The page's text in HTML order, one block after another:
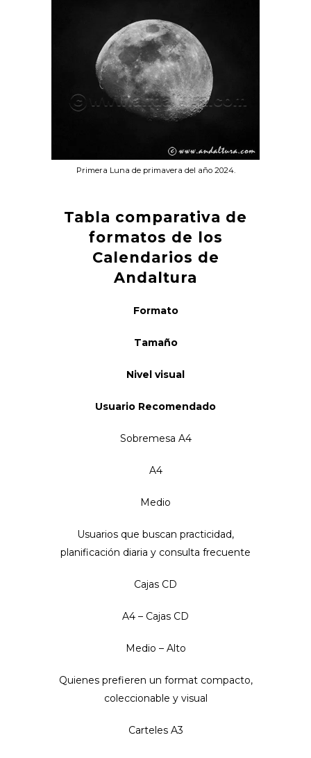
Primera Luna de primavera del año 2024.
Tabla comparativa de
formatos de los
Calendarios de
Andaltura
Formato
Tamaño
Nivel visual
Usuario Recomendado
Sobremesa A4
A4
Medio
Usuarios que buscan practicidad,
planificación diaria y consulta frecuente
Cajas CD
A4 – Cajas CD
Medio – Alto
Quienes prefieren un format compacto,
coleccionable y visual
Carteles A3